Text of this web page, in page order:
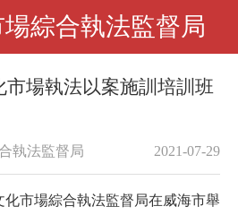
綜合執法監督局
市場執法以案施訓培訓班
執法監督局 2021-07-29
市場綜合執法監督局在威海市舉